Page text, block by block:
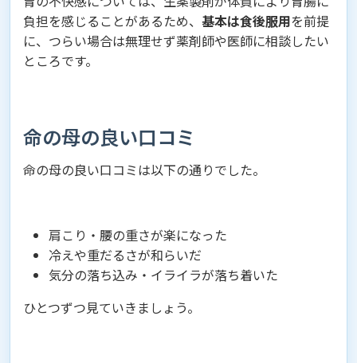
負担を感じることがあるため、 基本は食後服用を前提
に、つらい場合は無理せず薬剤師や医師に相談したい
ところです。
命の母の良い口コミ
命の母の良い口コミは以下の通りでした。
肩こり・腰の重さが楽になった
冷えや重だるさが和らいだ
気分の落ち込み・イライラが落ち着いた
ひとつずつ見ていきましょう。